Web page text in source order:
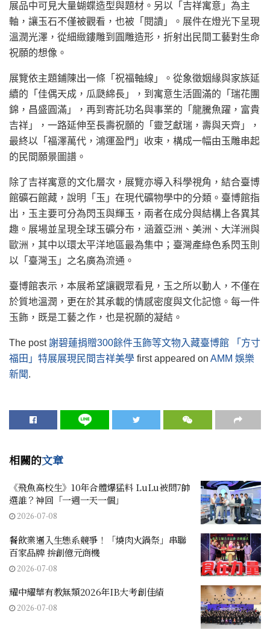
展品中可見大量蝴蝶造型與題材。另以「吉祥寓意」為主
軸，讓玉石不僅被觀看，也被「閱讀」。展件在燈光下呈現
溫潤光澤，從細緻鏤雕到圓雕造形，折射出民間工藝對生命
祝願的想像。
展覽依主題鋪陳出一條「祝福軸線」。從象徵姻緣與家族延
續的「佳偶天成，瓜瓞綿長」，到寓意生活圓滿的「瑞花團
錦，昌盛圓滿」，再到寄託功名與事業的「龍騰魚躍，富貴
吉祥」，一路延伸至長壽祝願的「靈芝獻瑞，壽與天齊」，
最終以「福澤萬代，鴻運盈門」收束，構成一幅由玉雕串起
的民間願景圖譜。
除了吉祥寓意的文化層次，展覽亦導入科學視角，結合臺博
館礦石館藏，說明「玉」在現代礦物學中的分類。臺博館指
出，玉主要可分為閃玉與輝玉，兩者在成分與結構上各異其
趣。展場並呈現全球玉礦分布，涵蓋亞洲、美洲、大洋洲與
歐洲，其中以環太平洋地區最為集中；臺灣產綠色系閃玉則
以「臺灣玉」之名廣為流通。
臺博館表示，本展希望讓觀眾看見，玉之所以動人，不僅在
於質地溫潤，更在於其承載的情感密度與文化記憶。每一件
玉飾，既是工藝之作，也是祝願的凝結。
The post謝碧蓮捐贈300餘件玉飾等文物入藏臺博館 「方寸
福田」特展展現民間吉祥美學 first appeared on AMM 娛樂
新聞.
相關的文章
《飛魚高校生》10年合體爆猛料 LuLu被問7帥
選誰？神回「一週一天一個」
2026-07-08
餐飲業邁入生態系競爭！「燒肉火鍋祭」串聯
百家品牌 拚創億元商機
2026-07-08
耀中耀華有教無類2026年IB大考創佳績
2026-07-08